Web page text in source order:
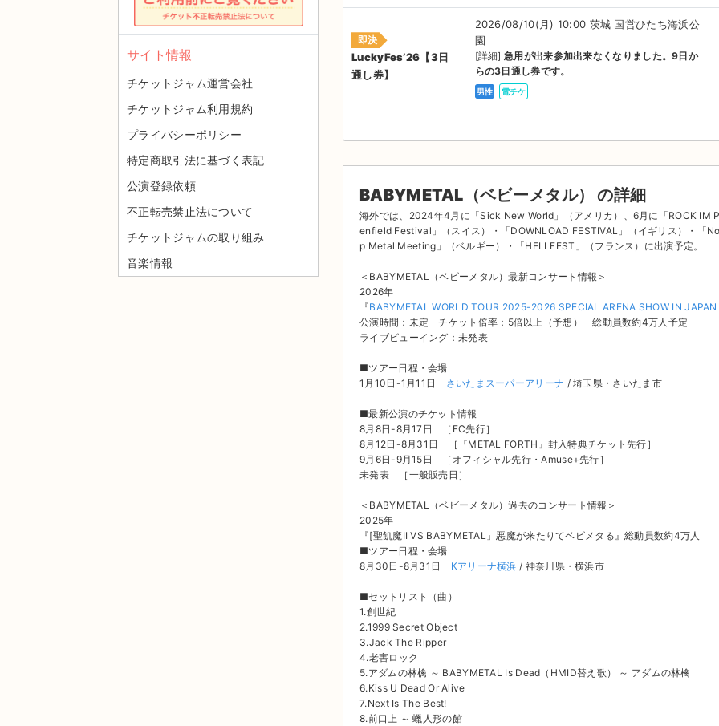
即決
LuckyFes’26【3日
通し券】
2026/08/10(月) 10:00 茨城 国営ひたち海浜公
園
[詳細]急用が出来参加出来なくなりました。9日か
らの3日通し券です。
男性 電チケ
BABYMETAL（ベビーメタル） の詳細
海外では、2024年4月に「Sick New World」（アメリカ）、6月に「ROCK IM
enfield Festival」（スイス）・「DOWNLOAD FESTIVAL」（イギリス）・「
p Metal Meeting」（ベルギー）・「HELLFEST」（フランス）に出演予定。
＜BABYMETAL（ベビーメタル）最新コンサート情報＞
2026年
『BABYMETAL WORLD TOUR 2025-2026 SPECIAL ARENA SHOW IN
公演時間：未定 チケット倍率：5倍以上（予想） 総動員数約4万人予定
ライブビューイング：未発表
■ツアー日程・会場
1月10日-1月11日 さいたまスーパーアリーナ / 埼玉県・さいたま市
■最新公演のチケット情報
8月8日-8月17日 ［FC先行］
8月12日-8月31日 ［『METAL FORTH』封入特典チケット先行］
9月6日-9月15日 ［オフィシャル先行・Amuse+先行］
未発表 ［一般販売日］
＜BABYMETAL（ベビーメタル）過去のコンサート情報＞
2025年
『[聖飢魔II VS BABYMETAL」悪魔が来たりてベビメタる』総動員数約4万人
■ツアー日程・会場
8月30日-8月31日 Kアリーナ横浜 / 神奈川県・横浜市
■セットリスト（曲）
1.創世紀
2.1999 Secret Object
3.Jack The Ripper
4.老害ロック
5.アダムの林檎 ～ BABYMETAL Is Dead（HMID替え歌） ～ アダムの林檎
6.Kiss U Dead Or Alive
7.Next Is The Best!
8.前口上 ～ 蠟人形の館
サイト情報
チケットジャム運営会社
チケットジャム利用規約
プライバシーポリシー
特定商取引法に基づく表記
公演登録依頼
不正転売禁止法について
チケットジャムの取り組み
音楽情報